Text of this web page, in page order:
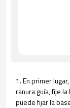
1. En primer
ranura guía, fije
puede fijar la